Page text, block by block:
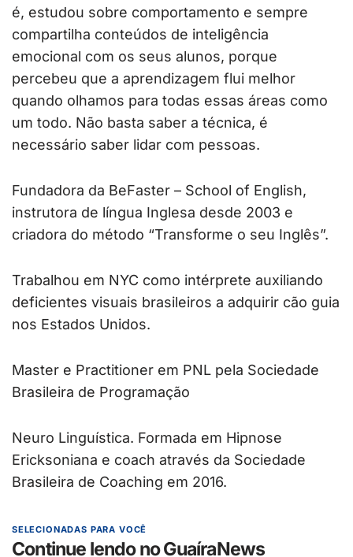
é, estudou sobre comportamento e sempre
compartilha conteúdos de inteligência
emocional com os seus alunos, porque
percebeu que a aprendizagem flui melhor
quando olhamos para todas essas áreas como
um todo. Não basta saber a técnica, é
necessário saber lidar com pessoas.
Fundadora da BeFaster – School of English,
instrutora de língua Inglesa desde 2003 e
criadora do método “Transforme o seu Inglês”.
Trabalhou em NYC como intérprete auxiliando
deficientes visuais brasileiros a adquirir cão guia
nos Estados Unidos.
Master e Practitioner em PNL pela Sociedade
Brasileira de Programação
Neuro Linguística. Formada em Hipnose
Ericksoniana e coach através da Sociedade
Brasileira de Coaching em 2016.
SELECIONADAS PARA VOCÊ
Continue lendo no GuaíraNews